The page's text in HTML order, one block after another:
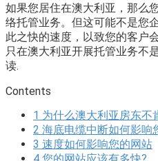
如果您居住在澳大利亚，那么
络托管业务。但这可能不是您
此之快的速度，以致您的客户
只在澳大利亚开展托管业务不
读.
Contents
1 为什么澳大利亚房东不
2 海底电缆中断如何影响
3 速度如何影响您的网站